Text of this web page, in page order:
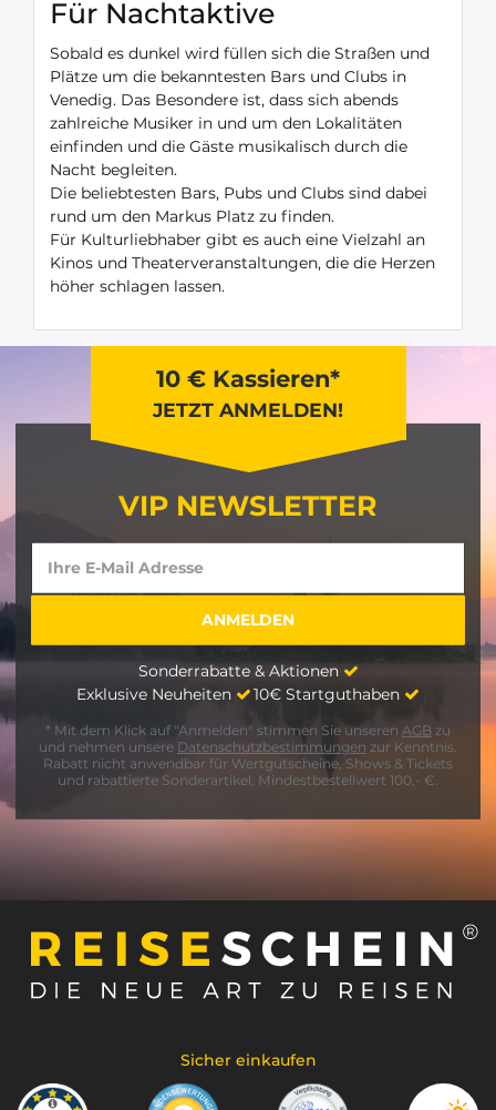
Für Nachtaktive
Sobald es dunkel wird füllen sich die Straßen und
Plätze um die bekanntesten Bars und Clubs in
Venedig. Das Besondere ist, dass sich abends
zahlreiche Musiker in und um den Lokalitäten
einfinden und die Gäste musikalisch durch die
Nacht begleiten.
Die beliebtesten Bars, Pubs und Clubs sind dabei
rund um den Markus Platz zu finden.
Für Kulturliebhaber gibt es auch eine Vielzahl an
Kinos und Theaterveranstaltungen, die die Herzen
höher schlagen lassen.
10 € Kassieren*
JETZT ANMELDEN!
VIP NEWSLETTER
Sonderrabatte & Aktionen
Exklusive Neuheiten
10€ Startguthaben
* Mit dem Klick auf "Anmelden" stimmen Sie unseren AGB zu
und nehmen unsere Datenschutzbestimmungen zur Kenntnis.
Rabatt nicht anwendbar für Wertgutscheine, Shows & Tickets
und rabattierte Sonderartikel. Mindestbestellwert 100,- €.
Sicher einkaufen